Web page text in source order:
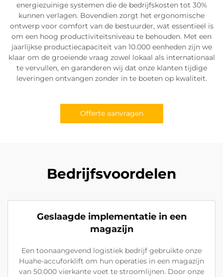
energiezuinige systemen die de bedrijfskosten tot 30%
kunnen verlagen. Bovendien zorgt het ergonomische
ontwerp voor comfort van de bestuurder, wat essentieel is
om een hoog productiviteitsniveau te behouden. Met een
jaarlijkse productiecapaciteit van 10.000 eenheden zijn we
klaar om de groeiende vraag zowel lokaal als internationaal
te vervullen, en garanderen wij dat onze klanten tijdige
leveringen ontvangen zonder in te boeten op kwaliteit.
Offerte aanvragen
Bedrijfsvoordelen
Geslaagde implementatie in een
magazijn
Een toonaangevend logistiek bedrijf gebruikte onze
Huahe-accuforklift om hun operaties in een magazijn
van 50.000 vierkante voet te stroomlijnen. Door onze